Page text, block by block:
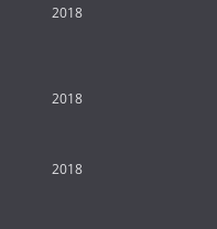
2018
2018
2018